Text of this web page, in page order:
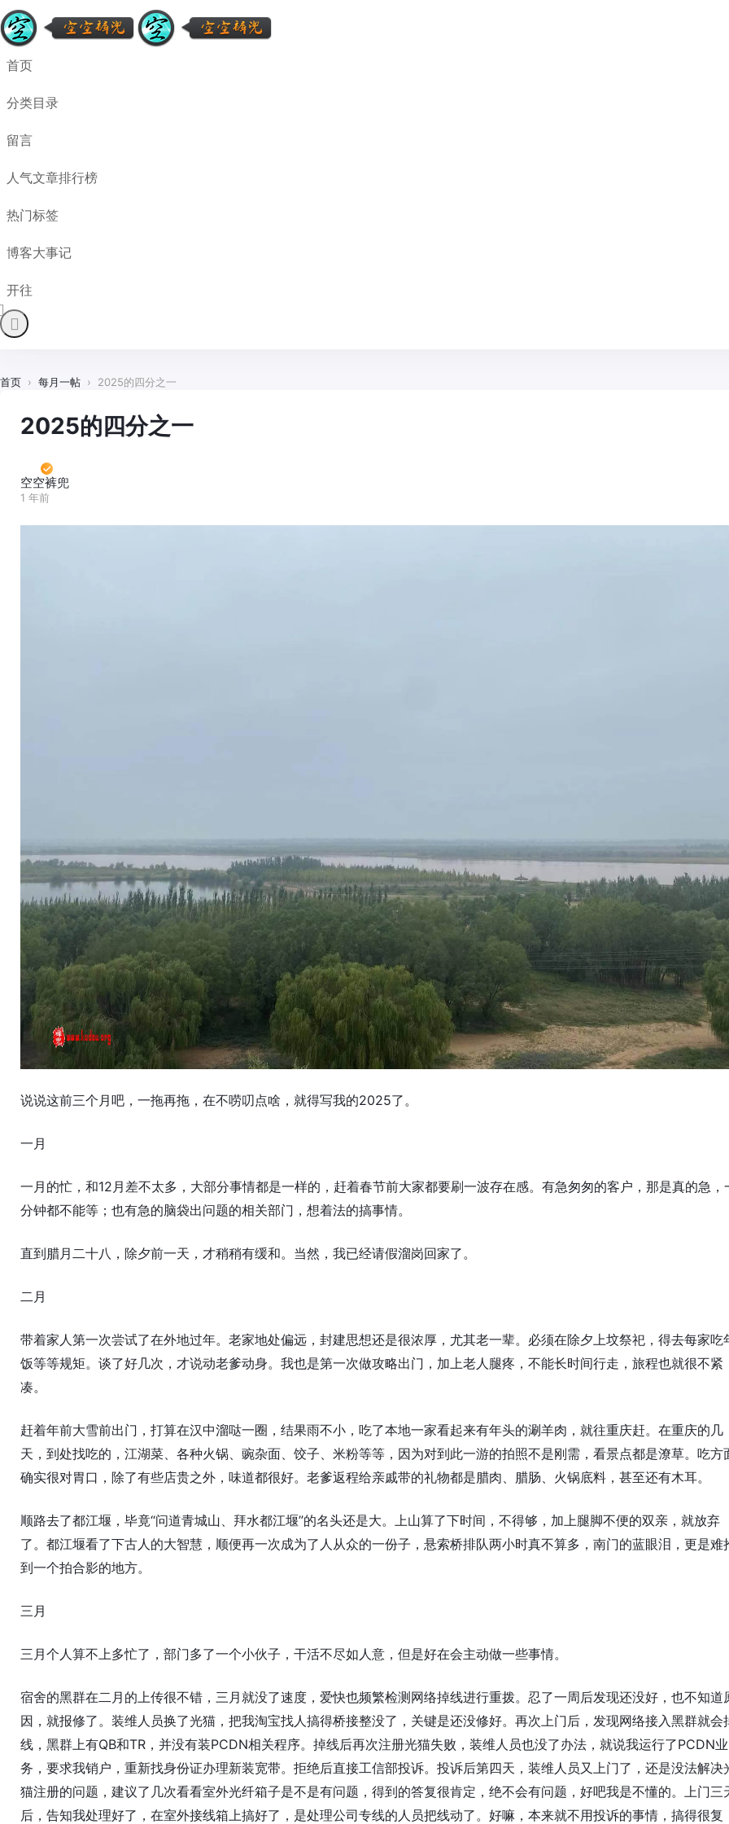
首页
分类目录
留言
人气文章排行榜
热门标签
博客大事记
开往
首页 › 每月一帖 › 2025的四分之一
2025的四分之一
空空裤兜
1 年前
说说这前三个月吧，一拖再拖，在不唠叨点啥，就得写我的2025了。
一月
一月的忙，和12月差不太多，大部分事情都是一样的，赶着春节前大家都要刷一波存在感。有急匆匆的客户，那是真的急，
分钟都不能等；也有急的脑袋出问题的相关部门，想着法的搞事情。
直到腊月二十八，除夕前一天，才稍稍有缓和。当然，我已经请假溜岗回家了。
二月
带着家人第一次尝试了在外地过年。老家地处偏远，封建思想还是很浓厚，尤其老一辈。必须在除夕上坟祭祀，得去每家吃
饭等等规矩。谈了好几次，才说动老爹动身。我也是第一次做攻略出门，加上老人腿疼，不能长时间行走，旅程也就很不紧
凑。
赶着年前大雪前出门，打算在汉中溜哒一圈，结果雨不小，吃了本地一家看起来有年头的涮羊肉，就往重庆赶。在重庆的几
天，到处找吃的，江湖菜、各种火锅、豌杂面、饺子、米粉等等，因为对到此一游的拍照不是刚需，看景点都是潦草。吃方
确实很对胃口，除了有些店贵之外，味道都很好。老爹返程给亲戚带的礼物都是腊肉、腊肠、火锅底料，甚至还有木耳。
顺路去了都江堰，毕竟“问道青城山、拜水都江堰”的名头还是大。上山算了下时间，不得够，加上腿脚不便的双亲，就放弃
了。都江堰看了下古人的大智慧，顺便再一次成为了人从众的一份子，悬索桥排队两小时真不算多，南门的蓝眼泪，更是难
到一个拍合影的地方。
三月
三月个人算不上多忙了，部门多了一个小伙子，干活不尽如人意，但是好在会主动做一些事情。
宿舍的黑群在二月的上传很不错，三月就没了速度，爱快也频繁检测网络掉线进行重拨。忍了一周后发现还没好，也不知道
因，就报修了。装维人员换了光猫，把我淘宝找人搞得桥接整没了，关键是还没修好。再次上门后，发现网络接入黑群就会
线，黑群上有QB和TR，并没有装PCDN相关程序。掉线后再次注册光猫失败，装维人员也没了办法，就说我运行了PCDN业
务，要求我销户，重新找身份证办理新装宽带。拒绝后直接工信部投诉。投诉后第四天，装维人员又上门了，还是没法解决
猫注册的问题，建议了几次看看室外光纤箱子是不是有问题，得到的答复很肯定，绝不会有问题，好吧我是不懂的。上门三
后，告知我处理好了，在室外接线箱上搞好了，是处理公司专线的人员把线动了。好嘛，本来就不用投诉的事情，搞得很复